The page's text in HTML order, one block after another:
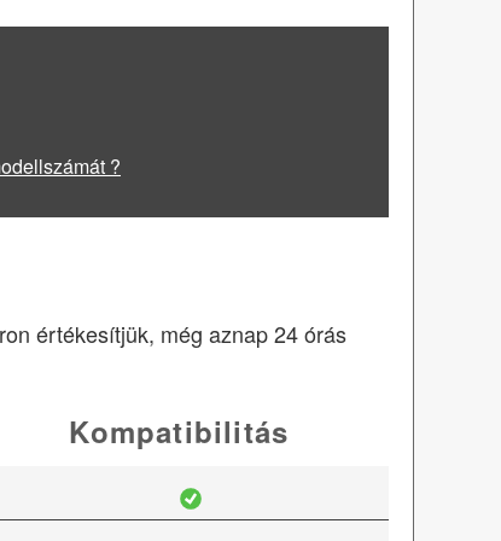
?
értékesítjük, még aznap 24 órás
Kompatibilitás